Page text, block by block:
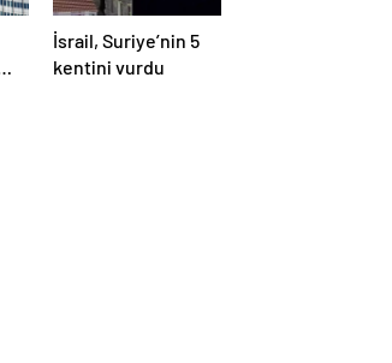
İsrail, Suriye’nin 5
kentini vurdu